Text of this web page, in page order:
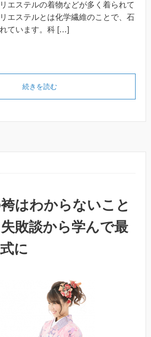
エステルの着物などが多く着られて
エステルとは化学繊維のことで、石
ています。科 […]
続きを読む
はわからないこと
敗談から学んで最
に